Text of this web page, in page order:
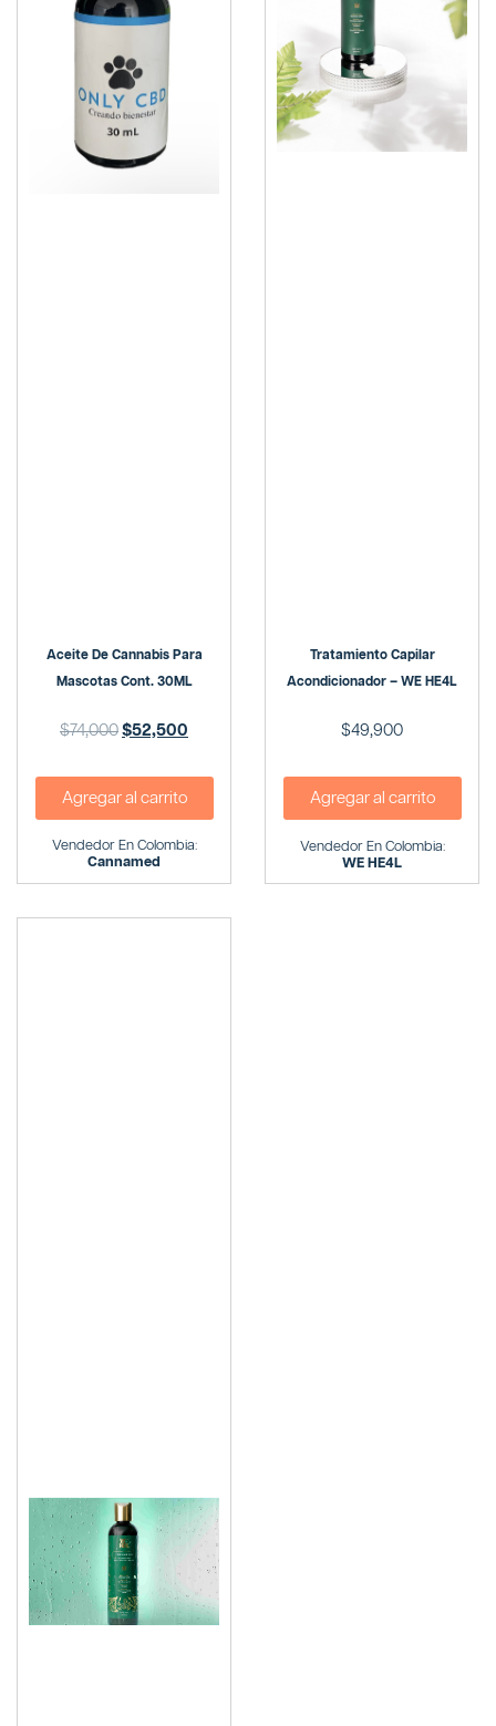
Aceite De Cannabis Para
Mascotas Cont. 30ML
$74,000 $52,500
Agregar al carrito
Vendedor En Colombia:
Cannamed
Tratamiento Capilar
Acondicionador – WE HE4L
$49,900
Agregar al carrito
Vendedor En Colombia:
WE HE4L